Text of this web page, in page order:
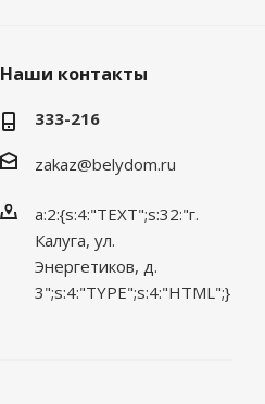
Наши контакты
333-216
zakaz@belydom.ru
a:2:{s:4:"TEXT";s:32:"г.
Калуга, ул.
Энергетиков, д.
3";s:4:"TYPE";s:4:"HTML";}